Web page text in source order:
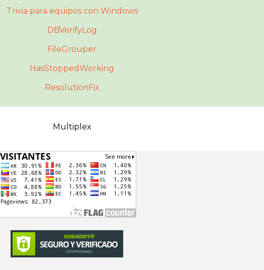
Trivia para equipos con Windows
DBVerifyLog
FileGrouper
HasStoppedWorking
ResolutionFix
Multiplex